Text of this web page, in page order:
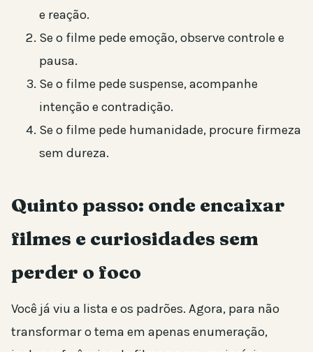
e reação.
Se o filme pede emoção, observe controle e
pausa.
Se o filme pede suspense, acompanhe
intenção e contradição.
Se o filme pede humanidade, procure firmeza
sem dureza.
Quinto passo: onde encaixar
filmes e curiosidades sem
perder o foco
Você já viu a lista e os padrões. Agora, para não
transformar o tema em apenas enumeração,